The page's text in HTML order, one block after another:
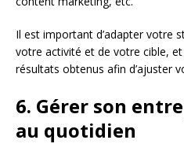
Il est important d’adapter votre
votre activité et de votre cible, et
résultats obtenus afin d’ajuster
6. Gérer son
au quotidien